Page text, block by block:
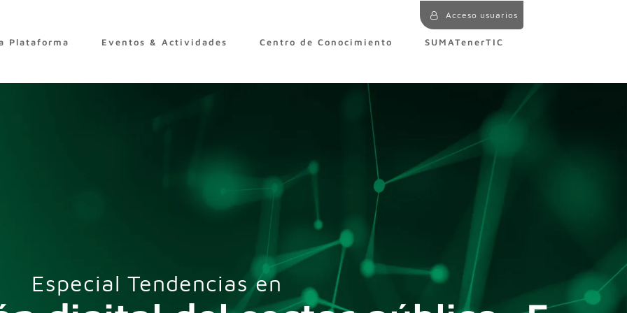
Acceso usuarios
Plataforma Eventos & Actividades Centro de Conocimiento SUMATenerTIC
Especial Tendencias en